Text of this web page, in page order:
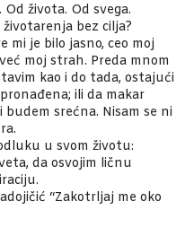
života. Od svega.
bez cilja?
mi je bilo jasno, ceo moj
moj strah. Preda mnom
kao i do tada, ostajući
ili da makar
srećna. Nisam se ni
u svom životu:
da osvojim ličnu
“Zakotrljaj me oko